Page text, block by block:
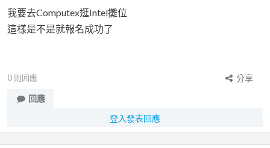
我要去Computex逛Intel攤位
這樣是不是就報名成功了
0 則回應
分享
回應
登入發表回應